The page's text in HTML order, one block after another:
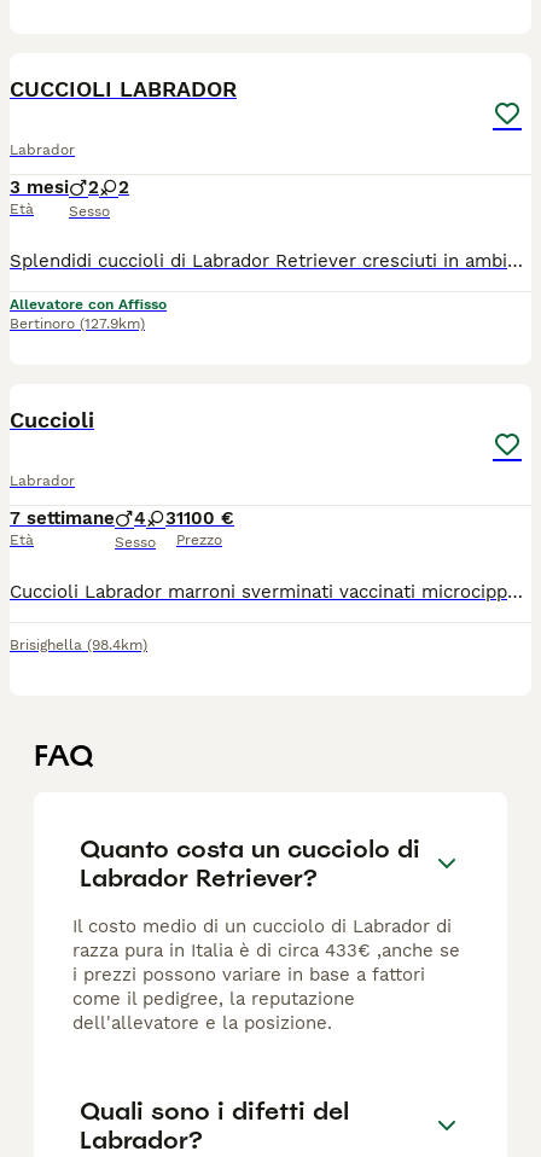
CUCCIOLI LABRADOR
Labrador
3 mesi
Età
2 2
Sesso
Splendidi cuccioli di Labrador Retriever cresciuti in ambiente familiare con amore e attenzione. Entrambi i genitori sono esenti da displasia con certificazioni ufficiali e testati ufficialmente per le principali patologie della razza. I cuccioli verranno consegnati dopo i 65 giorni con pedigree,iscrizione anagrafe canina ,Puppy kit ,microchip,4 sverminazioni vaccini,documentazione sanitaria genitori.
Allevatore con Affisso
Bertinoro (127.9km)
Cuccioli
Labrador
7 settimane
Età
4 3
Sesso
1100 €
Prezzo
Cuccioli Labrador marroni sverminati vaccinati microcippati petigree nati 18/05 per info. 3280849190 3356640485
Brisighella (98.4km)
FAQ
Quanto costa un cucciolo di
Labrador Retriever?
Il costo medio di un cucciolo di Labrador di
razza pura in Italia è di circa 433€ ,anche se
i prezzi possono variare in base a fattori
come il pedigree, la reputazione
dell'allevatore e la posizione.
Quali sono i difetti del
Labrador?